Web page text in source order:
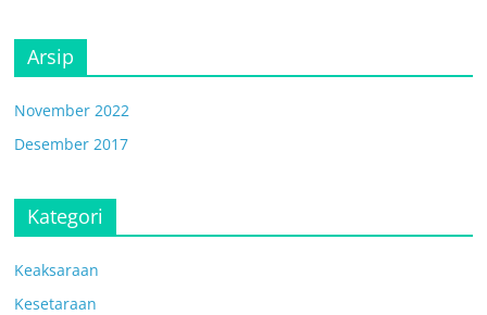
Arsip
November 2022
Desember 2017
Kategori
Keaksaraan
Kesetaraan